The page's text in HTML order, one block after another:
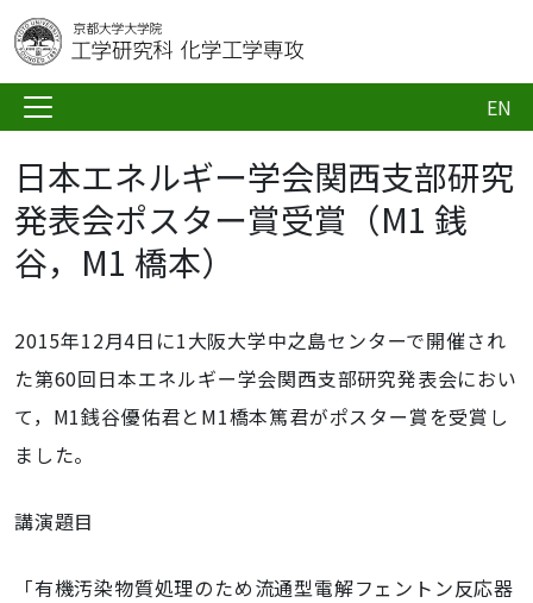
EN
日本エネルギー学会関西支部研究
発表会ポスター賞受賞（M1 銭
谷，M1 橋本）
2015年12月4日に1大阪大学中之島センターで開催され
た第60回日本エネルギー学会関西支部研究発表会におい
て，M1銭谷優佑君とM1橋本篤君がポスター賞を受賞し
ました。
講演題目
「有機汚染物質処理のため流通型電解フェントン反応器